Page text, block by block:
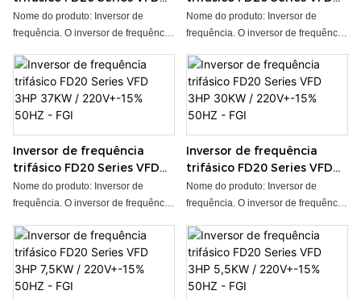
3HP 22KW / 220V+-15%
50HZ - FGI
Nome do produto: Inversor de
frequência. O inversor de frequência
inversor de frequência (VFD) de
tamanho compacto e baixa potência
desenvolvido pela nossa empresa,
que integra anos de experiência de
produto e de mercado da nossa
equipe de pesquisa e
desenvolvimento. ● Potência
nominal: 0,4~2,2 kW ● Tensão de
entrada: 1AC 220V, 3AC 380V ●
encomenda: 1 unidade ● Prazo de
entrega: 2 a 10 dias, dependendo da
quantidade do pedido ● OEM/ODM:
aceitável
3HP 18KW / 220V+-15%
50HZ - FGI
Nome do produto: Inversor de
frequência. O inversor de frequência
inversor de frequência (VFD) de
tamanho compacto e baixa potência
desenvolvido pela nossa empresa,
que integra anos de experiência de
produto e de mercado da nossa
equipe de pesquisa e
desenvolvimento. ● Potência
nominal: 0,4~2,2 kW ● Tensão de
entrada: 1AC 220V, 3AC 380V ●
encomenda: 1 unidade ● Prazo de
entrega: 2 a 10 dias, dependendo da
quantidade do pedido ● OEM/ODM:
aceitável
Inversor de frequência
trifásico FD20 Series VFD
3HP 37KW / 220V+-15%
50HZ - FGI
Nome do produto: Inversor de
frequência. O inversor de frequência
inversor de frequência (VFD) de
tamanho compacto e baixa potência
desenvolvido pela nossa empresa,
que integra anos de experiência de
Inversor de frequência
trifásico FD20 Series VFD
3HP 30KW / 220V+-15%
50HZ - FGI
Nome do produto: Inversor de
frequência. O inversor de frequência
inversor de frequência (VFD) de
tamanho compacto e baixa potência
desenvolvido pela nossa empresa,
que integra anos de experiência de